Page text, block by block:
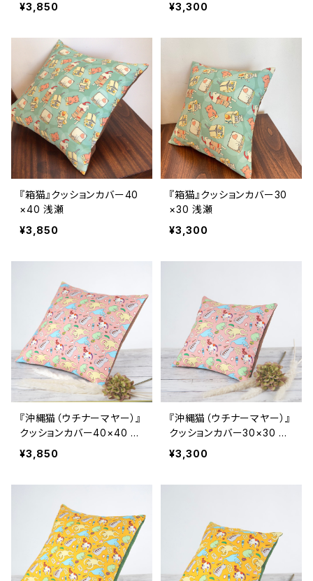
¥3,850
¥3,300
『箱猫』クッションカバー40
×40 浅瀬
¥3,850
『箱猫』クッションカバー30
×30 浅瀬
¥3,300
『沖縄猫（ウチナーマヤー）』
クッションカバー40×40 バ
ンシルー（グヮバ）ピンク
¥3,850
『沖縄猫（ウチナーマヤー）』
クッションカバー30×30 バ
ンシルー（グヮバ）ピンク
¥3,300